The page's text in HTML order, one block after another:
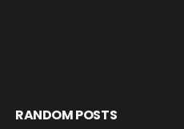
RANDOM POSTS